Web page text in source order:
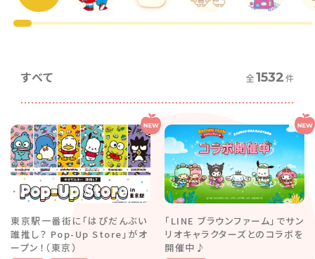
すべて 全1532件
東京駅一番街に「はぴだんぶい
誰推し？ Pop-Up Store」がオ
ープン！（東京）
「LINE ブラウンファーム」でサン
リオキャラクターズとのコラボを
開催中♪